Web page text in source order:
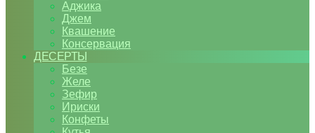
Аджика
Джем
Квашение
Консервация
ДЕСЕРТЫ
Безе
Желе
Зефир
Ириски
Конфеты